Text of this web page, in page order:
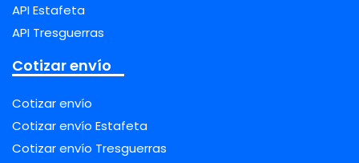
API Estafeta
API Tresguerras
Cotizar envío
Cotizar envío
Cotizar envío Estafeta
Cotizar envío Tresguerras